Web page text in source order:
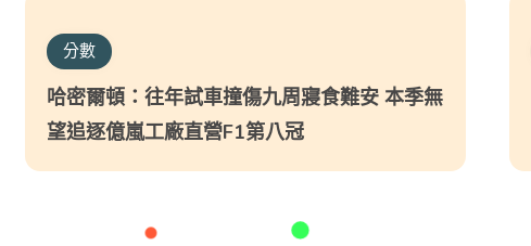
分數
哈密爾頓：往年試車撞傷九周寢食難安 本季無
望追逐億嵐工廠直營F1第八冠